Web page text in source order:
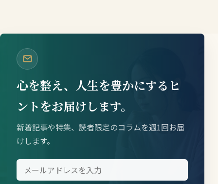
心を整え、人生を豊かにするヒ
ントをお届けします。
新着記事や特集、読者限定のコラムを週1回お届
けします。